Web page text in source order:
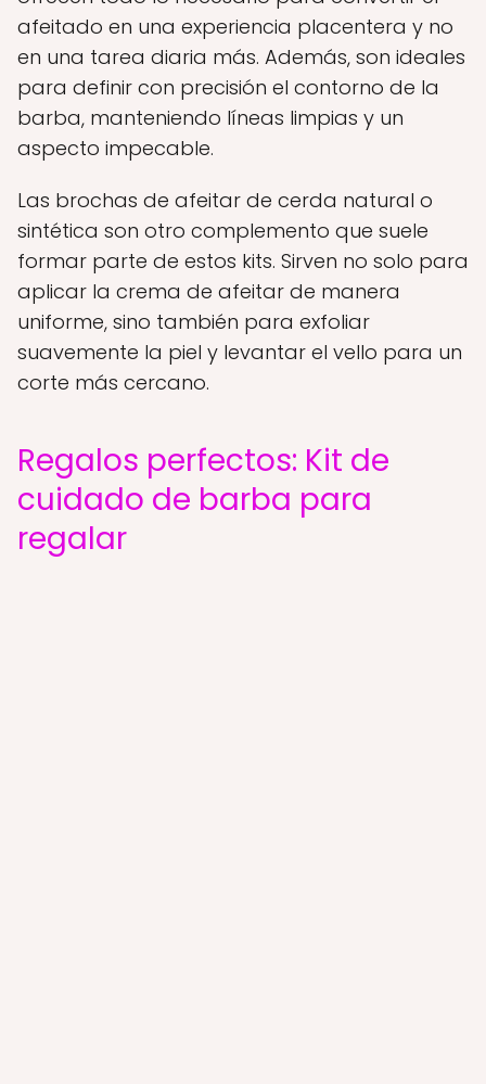
afeitado en una experiencia placentera y no
en una tarea diaria más. Además, son ideales
para definir con precisión el contorno de la
barba, manteniendo líneas limpias y un
aspecto impecable.
Las brochas de afeitar de cerda natural o
sintética son otro complemento que suele
formar parte de estos kits. Sirven no solo para
aplicar la crema de afeitar de manera
uniforme, sino también para exfoliar
suavemente la piel y levantar el vello para un
corte más cercano.
Regalos perfectos: Kit de
cuidado de barba para
regalar